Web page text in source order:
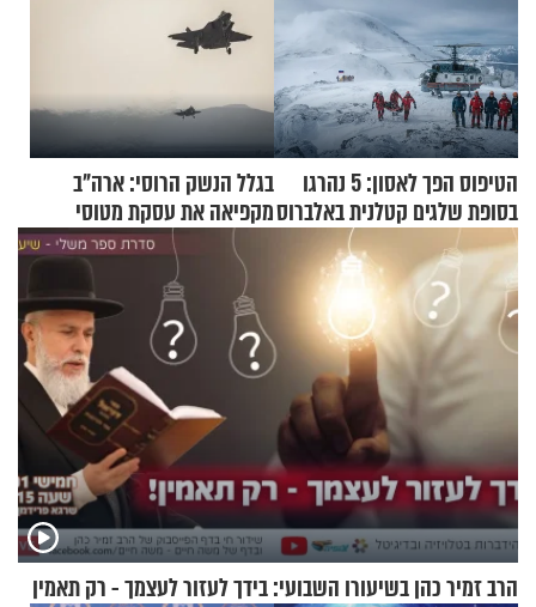
הטיפוס הפך לאסון: 5 נהרגו
בסופת שלגים קטלנית באלברוס
בגלל הנשק הרוסי: ארה"ב
מקפיאה את עסקת מטוסי
הקרב לטורקיה
הרב זמיר כהן בשיעורו השבועי: בידך לעזור לעצמך - רק תאמין